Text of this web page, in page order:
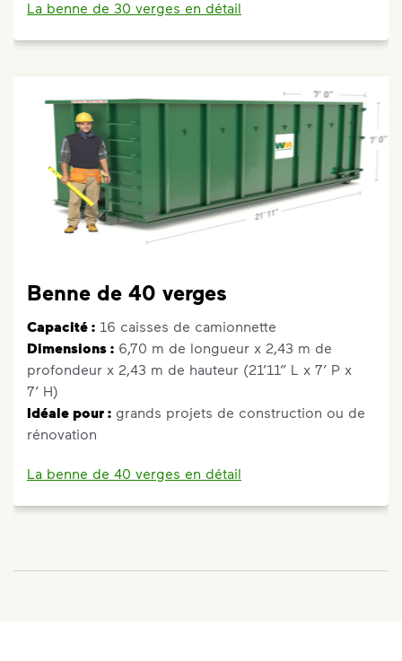
La benne de 30 verges en détail
Benne de 40 verges
Capacité : 16 caisses de camionnette
Dimensions : 6,70 m de longueur x 2,43 m de
profondeur x 2,43 m de hauteur (21’11” L x 7’ P x
7’ H)
Idéale pour : grands projets de construction ou de
rénovation
La benne de 40 verges en détail